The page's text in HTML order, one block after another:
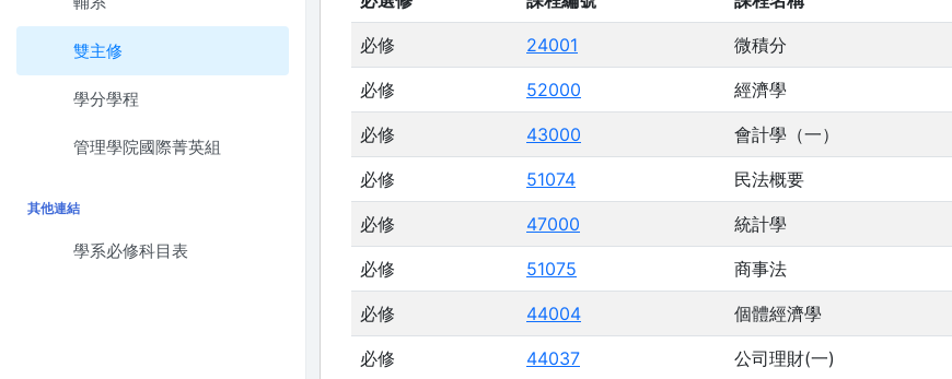
雙主修
學分學程
管理學院國際菁英組
其他連結
學系必修科目表
必修 24001 微積分
必修 52000 經濟學
必修 43000 會計學（一）
必修 51074 民法概要
必修 47000 統計學
必修 51075 商事法
必修 44004 個體經濟學
必修 44037 公司理財(一)